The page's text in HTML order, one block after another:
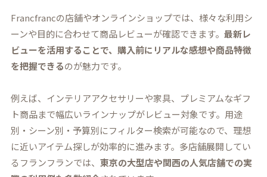
Francfrancの店舗やオンラインショップでは、様々な利用シ
ーンや目的に合わせて商品レビューが確認できます。最新レ
ビューを活用することで、購入前にリアルな感想や商品特徴
を把握できるのが魅力です。
例えば、インテリアアクセサリーや家具、プレミアムなギフ
ト商品まで幅広いラインナップがレビュー対象です。用途
別・シーン別・予算別にフィルター検索が可能なので、理想
に近いアイテム探しが効率的に進みます。多店舗展開してい
るフランフランでは、東京の大型店や関西の人気店舗での実